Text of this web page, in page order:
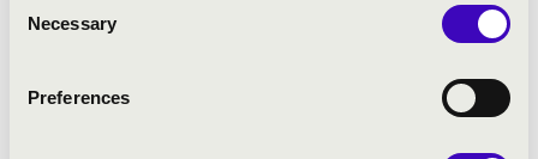
Selection
Necessary
Preferences
Bach: Hat szonáta hegedűre és csellóra
Mozart: G- dúr piano trio